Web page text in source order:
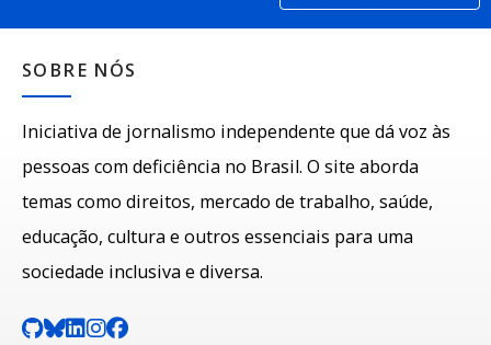
SOBRE NÓS
Iniciativa de jornalismo independente que dá voz às
pessoas com deficiência no Brasil. O site aborda
temas como direitos, mercado de trabalho, saúde,
educação, cultura e outros essenciais para uma
sociedade inclusiva e diversa.